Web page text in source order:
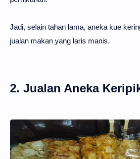
Jadi, selain tahan lama, aneka kue
jualan makan yang laris manis.
2. Jualan Aneka